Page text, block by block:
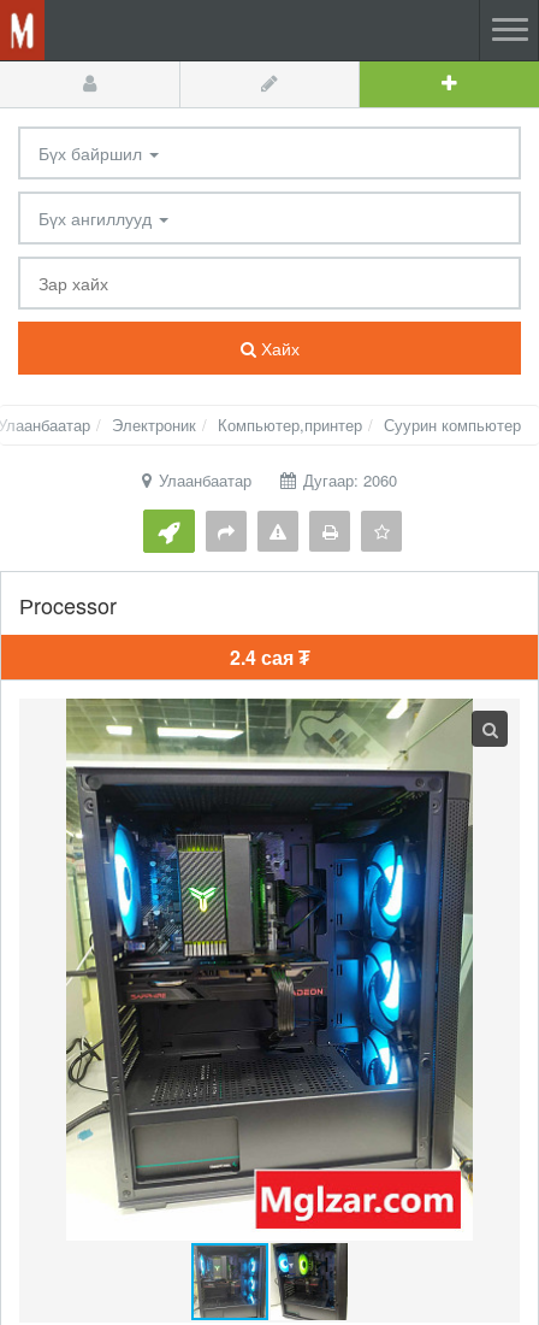
Бүх байршил
Бүх ангиллууд
Хайх
Электроник Компьютер,принтер Суурин компьютер
Улаанбаатар Дугаар: 2060
Рrocessor
2.4 сая ₮